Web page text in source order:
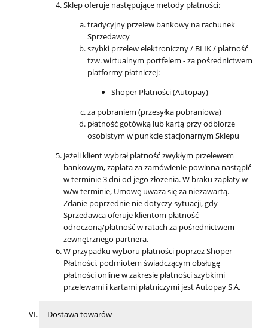
Sklep oferuje następujące metody płatności:
tradycyjny przelew bankowy na rachunek
Sprzedawcy
szybki przelew elektroniczny / BLIK / płatność
tzw. wirtualnym portfelem - za pośrednictwem
platformy płatniczej:
Shoper Płatności (Autopay)
za pobraniem (przesyłka pobraniowa)
płatność gotówką lub kartą przy odbiorze
osobistym w punkcie stacjonarnym Sklepu
Jeżeli klient wybrał płatność zwykłym przelewem
bankowym, zapłata za zamówienie powinna nastąpić
w terminie 3 dni od jego złożenia. W braku zapłaty w
w/w terminie, Umowę uważa się za niezawartą.
Zdanie poprzednie nie dotyczy sytuacji, gdy
Sprzedawca oferuje klientom płatność
odroczoną/płatność w ratach za pośrednictwem
zewnętrznego partnera.
W przypadku wyboru płatności poprzez Shoper
Płatności, podmiotem świadczącym obsługę
płatności online w zakresie płatności szybkimi
przelewami i kartami płatniczymi jest Autopay S.A.
Dostawa towarów